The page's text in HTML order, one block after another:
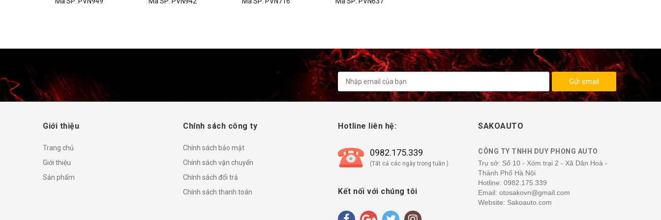
City/Jazz/CRV/Civic/HRV
Gửi email
Giới thiệu
Trang chủ
Giới thiệu
Sản phẩm
Chính sách công ty
Chính sách bảo mật
Chính sách vận chuyển
Chính sách đổi trả
Chính sách thanh toán
Hotline liên hệ:
0982.175.339
(Tất cả các ngày trong tuần )
Kết nối với chúng tôi
SAKOAUTO
CÔNG TY TNHH DUY PHONG AUTO
Trụ sở: Số 10 - Xóm trại 2 - Xã Dân Hoà -
Thành Phố Hà Nội
Hotline: 0982.175.339
Email: otosakovn@gmail.com
Website: Sakoauto.com